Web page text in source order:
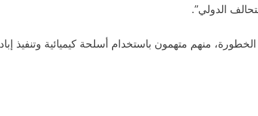
الدولي”.
منهم متهمون باستخدام أسلحة كيميائية وتنفيذ